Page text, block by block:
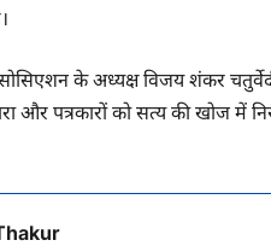
के अध्यक्ष विजय शंकर
और पत्रकारों को सत्य की खोज में